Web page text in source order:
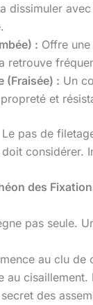
dissimuler
: Offre
retrouve
(Fraisée) : Un
et
Le pas de
considérer.
des
pas seule.
au clu
au
des